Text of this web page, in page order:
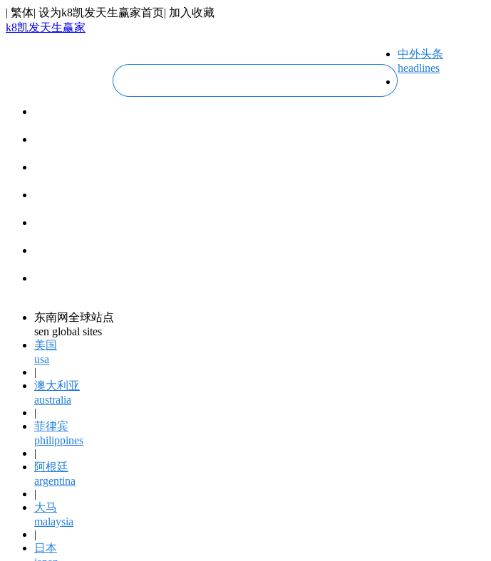
| 繁体| 设为k8凯发天生赢家首页| 加入收藏
k8凯发天生赢家
中外头条
headlines
东南网全球站点
sen global sites
美国
usa
|
澳大利亚
australia
|
菲律宾
philippines
|
阿根廷
argentina
|
大马
malaysia
|
日本